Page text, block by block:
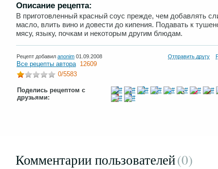
Описание рецепта:
В приготовленный красный соус прежде, чем добавлять
масло, влить вино и довести до кипения. Подавать к
мясу, языку, почкам и некоторым другим блюдам.
Рецепт добавил anonim 01.09.2008 Отправить другу
Все рецепты автора 12609
0/5583
Поделись рецептом с
друзьями:
Комментарии пользователей(0)